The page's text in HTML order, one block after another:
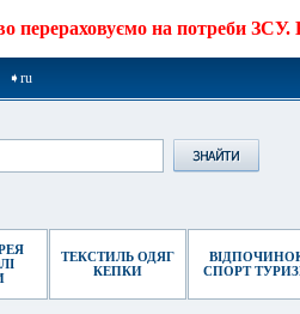
перераховуємо на потреби ЗСУ.
➧ru
ТЕКСТИЛЬ ОДЯГ
КЕПКИ
СПОРТ